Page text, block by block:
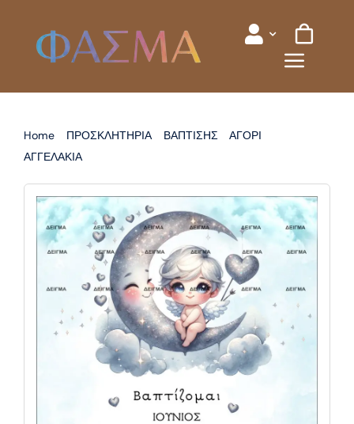
content
Home ΠΡΟΣΚΛΗΤΗΡΙΑ ΒΑΠΤΙΣΗΣ
ΑΓΟΡΙ
ΑΓΓΕΛΑΚΙΑ